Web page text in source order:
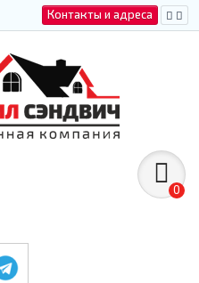
Контакты и адреса
0